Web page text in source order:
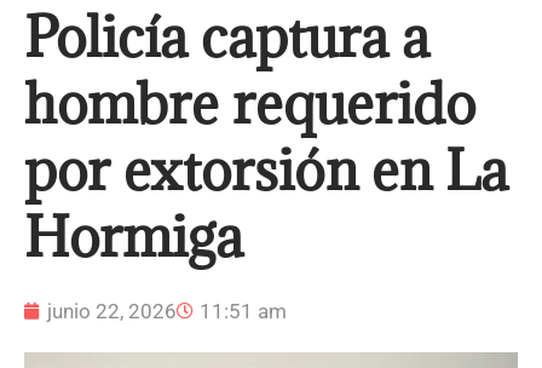
Policía captura a
hombre requerido
por extorsión en La
Hormiga
junio 22, 2026 11:51 am